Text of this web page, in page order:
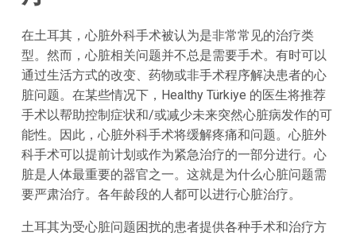
在土耳其，心脏外科手术被认为是非常常见的治疗类
型。然而，心脏相关问题并不总是需要手术。有时可以
通过生活方式的改变、药物或非手术程序解决患者的心
脏问题。在某些情况下，Healthy Türkiye 的医生将推荐
手术以帮助控制症状和/或减少未来突然心脏病发作的可
能性。因此，心脏外科手术将缓解疼痛和问题。心脏外
科手术可以提前计划或作为紧急治疗的一部分进行。心
脏是人体最重要的器官之一。这就是为什么心脏问题需
要严肃治疗。各年龄段的人都可以进行心脏治疗。
土耳其为受心脏问题困扰的患者提供各种手术和治疗方